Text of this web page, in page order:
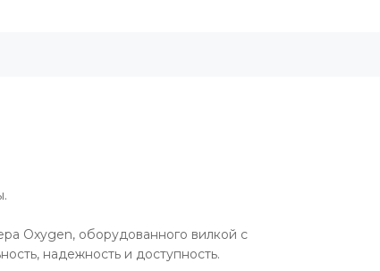
Oxygen, оборудованного вилкой с
надежность и доступность.